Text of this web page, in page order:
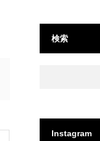
検索
Instagram